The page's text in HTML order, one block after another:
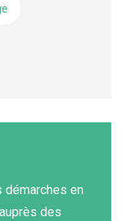
démarches en
des